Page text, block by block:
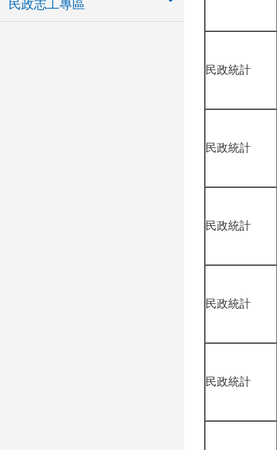
民政志工專區
民政統計
民政統計
民政統計
民政統計
民政統計